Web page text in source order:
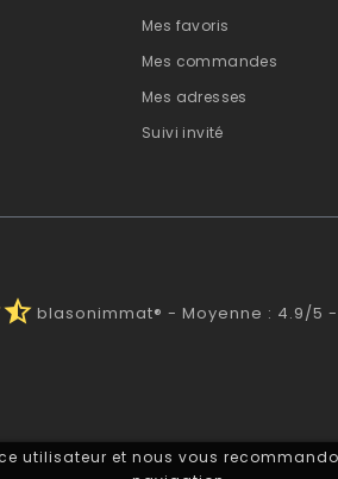
utilisateur et nous vous
Mes favoris
Mes commandes
Mes adresses
Suivi invité
star_half blasonimmat® - Moyenne : 4.9/5